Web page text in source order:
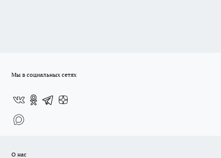
Мы в социальных сетях
О нас